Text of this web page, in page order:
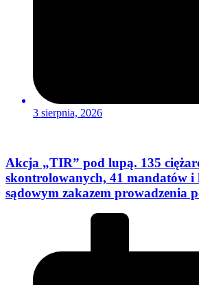
3 sierpnia, 2026
Akcja „TIR” pod lupą. 135
skontrolowanych, 41 mandatów i
sądowym zakazem prowadzenia